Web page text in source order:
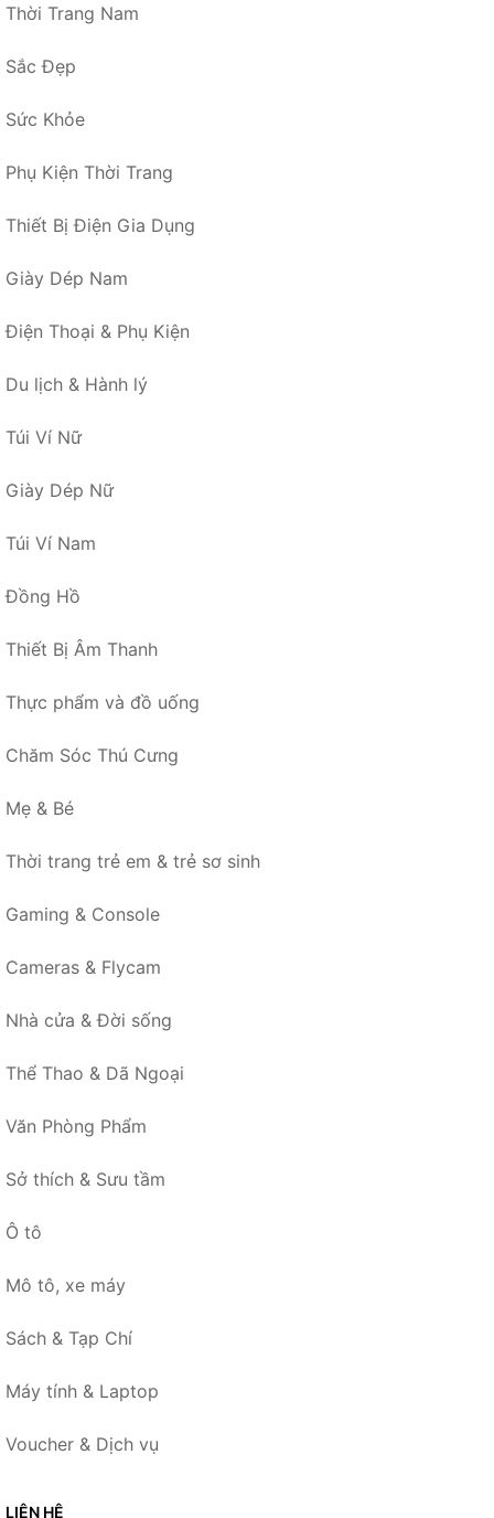
Thời Trang Nam
Sắc Đẹp
Sức Khỏe
Phụ Kiện Thời Trang
Thiết Bị Điện Gia Dụng
Giày Dép Nam
Điện Thoại & Phụ Kiện
Du lịch & Hành lý
Túi Ví Nữ
Giày Dép Nữ
Túi Ví Nam
Đồng Hồ
Thiết Bị Âm Thanh
Thực phẩm và đồ uống
Chăm Sóc Thú Cưng
Mẹ & Bé
Thời trang trẻ em & trẻ sơ sinh
Gaming & Console
Cameras & Flycam
Nhà cửa & Đời sống
Thể Thao & Dã Ngoại
Văn Phòng Phẩm
Sở thích & Sưu tầm
Ô tô
Mô tô, xe máy
Sách & Tạp Chí
Máy tính & Laptop
Voucher & Dịch vụ
LIÊN HỆ